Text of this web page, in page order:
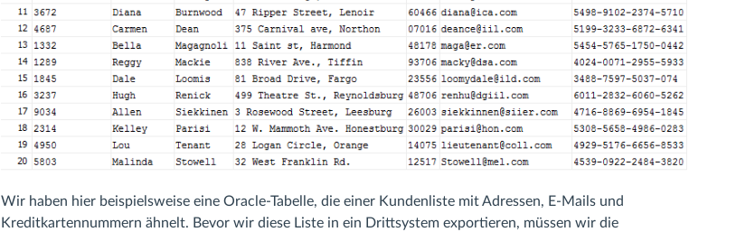
Wir haben hier beispielsweise eine Oracle-Tabelle, die einer Kundenliste mit Adressen, E-Mails und
Kreditkartennummern ähnelt. Bevor wir diese Liste in ein Drittsystem exportieren, müssen wir die